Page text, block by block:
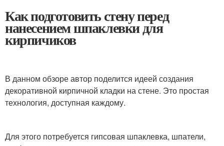
Как подготовить стену перед
нанесением шпаклевки для
кирпичиков
В данном обзоре автор поделится идеей создания
декоративной кирпичной кладки на стене. Это простая
технология, доступная каждому.
Для этого потребуется гипсовая шпаклевка, шпатели,